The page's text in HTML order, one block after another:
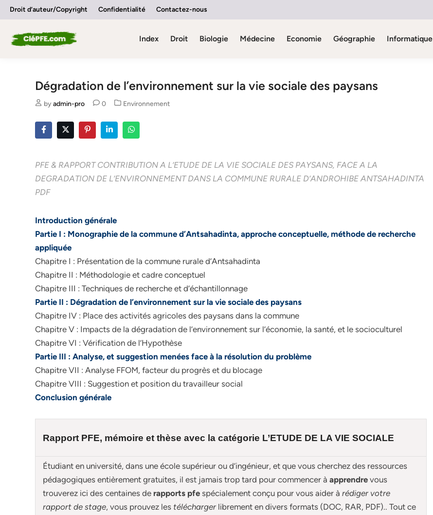
SkipDroit d’auteur/Copyright Confidentialité Contactez-nous
Index Droit Biologie Médecine Economie Géographie Informatique
Dégradation de l’environnement sur la vie sociale des paysans
byadmin-pro 0
Posted
Environnement
PFE & RAPPORT CONTRIBUTION A L’ETUDE DE LA VIE SOCIALE DES PAYSANS, FACE A LA
DEGRADATION DE L’ENVIRONNEMENT DANS LA COMMUNE RURALE D’ANDROHIBE ANTSAHADINTA
PDF
Introduction générale
Partie I : Monographie de la commune d’Antsahadinta, approche conceptuelle, méthode de recherche
appliquée
Chapitre I : Présentation de la commune rurale d’Antsahadinta
Chapitre II : Méthodologie et cadre conceptuel
Chapitre III : Techniques de recherche et d’échantillonnage
Partie II : Dégradation de l’environnement sur la vie sociale des paysans
Chapitre IV : Place des activités agricoles des paysans dans la commune
Chapitre V : Impacts de la dégradation de l’environnement sur l’économie, la santé, et le socioculturel
Chapitre VI : Vérification de l’Hypothèse
Partie III : Analyse, et suggestion menées face à la résolution du problème
Chapitre VII : Analyse FFOM, facteur du progrès et du blocage
Chapitre VIII : Suggestion et position du travailleur social
Conclusion générale
Rapport PFE, mémoire et thèse avec la catégorie L’ETUDE DE LA VIE SOCIALE
Étudiant en université, dans une école supérieur ou d’ingénieur, et que vous cherchez des ressources
pédagogiques entièrement gratuites, il est jamais trop tard pour commencer à apprendre vous
trouverez ici des centaines de rapports pfe spécialement conçu pour vous aider à rédiger votre
rapport de stage, vous prouvez les télécharger librement en divers formats (DOC, RAR, PDF).. Tout ce